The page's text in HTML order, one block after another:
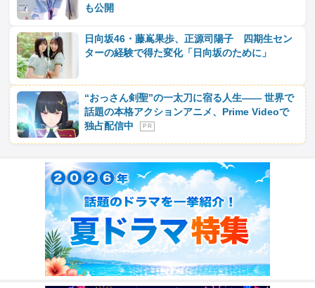
も公開
日向坂46・藤嶌果歩、正源司陽子 四期生セン
ターの経験で得た変化「日向坂のために」
“おっさん剣聖”の一太刀に宿る人生―― 世界で
話題の本格アクションアニメ、Prime Videoで
独占配信中
P R